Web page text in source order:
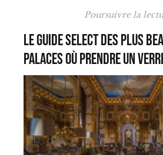
Poursuivre la
Le Guide Select des plus
palaces où prendre un